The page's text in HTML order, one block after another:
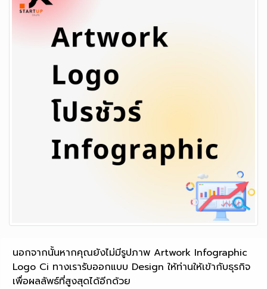
นอกจากนั้นหากคุณยังไม่มีรูปภาพ Artwork Infographic
Logo Ci ทางเรารับออกแบบ Design ให้ท่านให้เข้ากับธุรกิจ
เพื่อผลลัพธ์ที่สูงสุดได้อีกด้วย